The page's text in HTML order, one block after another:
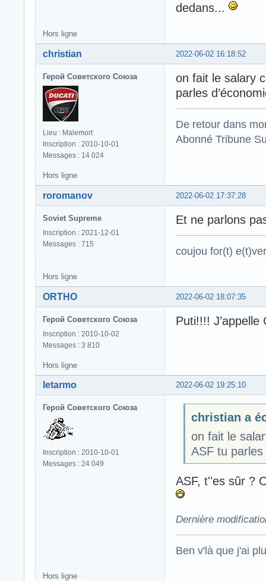
dedans...
Hors ligne
2022-06-02 16:18:52
christian
Герой Советского Союза
Lieu : Malemort
Inscription : 2010-10-01
Messages : 14 024
on fait le salary
parles
De retour dans
Abonné Tribune
Hors ligne
2022-06-02 17:37:28
roromanov
Soviet Supreme
Inscription : 2021-12-01
Messages : 715
Et ne parlons
coujou for(t)
Hors ligne
2022-06-02 18:07:35
ORTHO
Герой Советского Союза
Inscription : 2010-10-02
Messages : 3 810
Puti!!!!
Hors ligne
2022-06-02 19:25:10
letarmo
Герой Советского Союза
Inscription : 2010-10-01
Messages : 24 049
christian a
on fait le
ASF tu parles
ASF, t''es sûr ?
Dernière
Ben v'là que j'ai
Hors ligne